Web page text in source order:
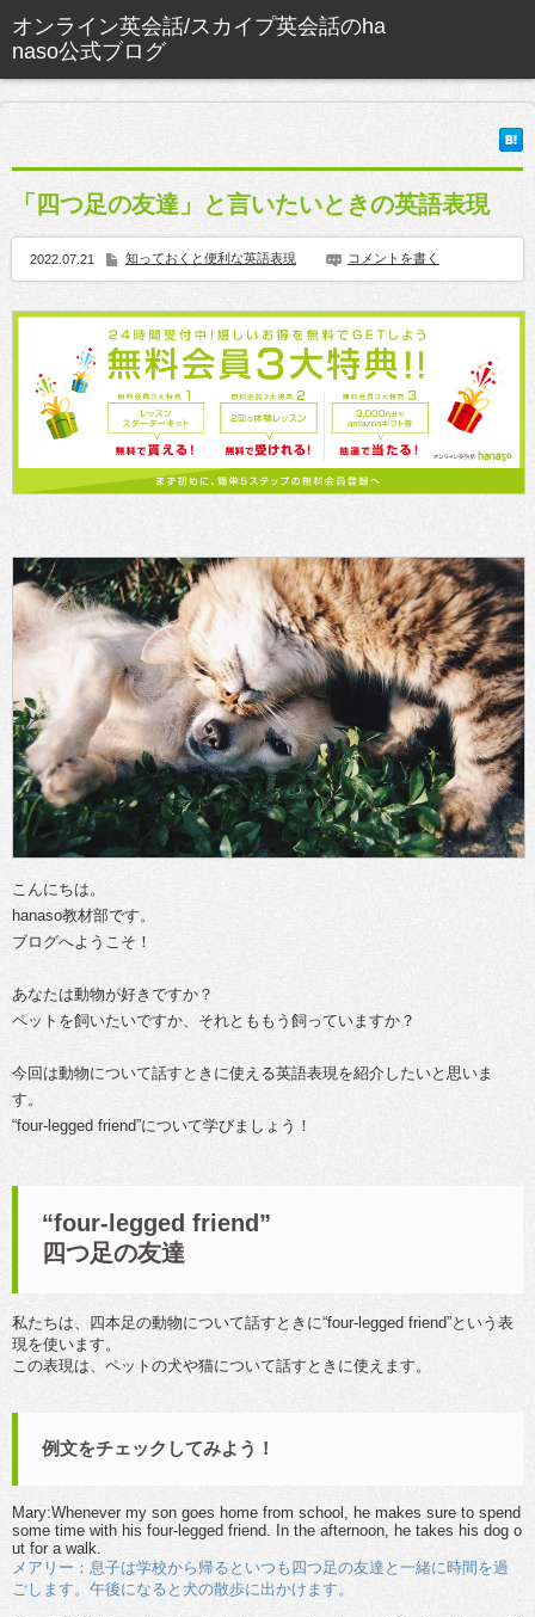
「四つ足の友達」と言いたいときの英語表現
2022.07.21 知っておくと便利な英語表現 コメントを書く
こんにちは。
hanaso教材部です。
ブログへようこそ！
あなたは動物が好きですか？
ペットを飼いたいですか、それとももう飼っていますか？
今回は動物について話すときに使える英語表現を紹介したいと思いま
す。
“four-legged friend”について学びましょう！
“four-legged friend”
四つ足の友達
私たちは、四本足の動物について話すときに“four-legged friend”という表
現を使います。
この表現は、ペットの犬や猫について話すときに使えます。
例文をチェックしてみよう！
Mary:Whenever my son goes home from school, he makes sure to spend
some time with his four-legged friend. In the afternoon, he takes his dog o
ut for a walk.
メアリー：息子は学校から帰るといつも四つ足の友達と一緒に時間を過
ごします。午後になると犬の散歩に出かけます。